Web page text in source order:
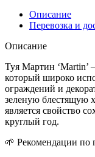
Описание
Перевозка и
Описание
Туя Мартин
который широко
ограждений и
зеленую блестящую
является свойство
круглый год.
🌱 Рекомендации по